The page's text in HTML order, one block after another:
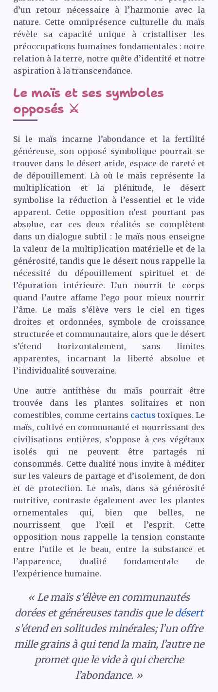
d’un retour nécessaire à l’harmonie avec la
nature. Cette omniprésence culturelle du maïs
révèle sa capacité unique à cristalliser les
préoccupations humaines fondamentales : notre
relation à la terre, notre quête d’identité et notre
aspiration à la transcendance.
Le maïs et ses symboles
opposés ⚔️
Si le maïs incarne l’abondance et la fertilité
généreuse, son opposé symbolique pourrait se
trouver dans le désert aride, espace de rareté et
de dépouillement. Là où le maïs représente la
multiplication et la plénitude, le désert
symbolise la réduction à l’essentiel et le vide
apparent. Cette opposition n’est pourtant pas
absolue, car ces deux réalités se complètent
dans un dialogue subtil : le maïs nous enseigne
la valeur de la multiplication matérielle et de la
générosité, tandis que le désert nous rappelle la
nécessité du dépouillement spirituel et de
l’épuration intérieure. L’un nourrit le corps
quand l’autre affame l’ego pour mieux nourrir
l’âme. Le maïs s’élève vers le ciel en tiges
droites et ordonnées, symbole de croissance
structurée et communautaire, alors que le désert
s’étend horizontalement, sans limites
apparentes, incarnant la liberté absolue et
l’individualité souveraine.
Une autre antithèse du maïs pourrait être
trouvée dans les plantes solitaires et non
comestibles, comme certains cactus toxiques. Le
maïs, cultivé en communauté et nourrissant des
civilisations entières, s’oppose à ces végétaux
isolés qui ne peuvent être partagés ni
consommés. Cette dualité nous invite à méditer
sur les valeurs de partage et d’isolement, de don
et de protection. Le maïs, dans sa générosité
nutritive, contraste également avec les plantes
ornementales qui, bien que belles, ne
nourrissent que l’œil et l’esprit. Cette
opposition nous rappelle la tension constante
entre l’utile et le beau, entre la substance et
l’apparence, dualité fondamentale de
l’expérience humaine.
« Le maïs s’élève en communautés
dorées et généreuses tandis que ledésert
s’étend en solitudes minérales; l’un offre
mille grains à qui tend la main, l’autre ne
promet que le vide à qui cherche
l’abondance. »